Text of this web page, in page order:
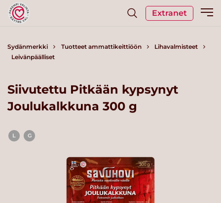
Extranet
Sydänmerkki Tuotteet ammattikeittiöön
Lihavalmisteet
Leivänpäälliset
Siivutettu Pitkään kypsynyt
Joulukalkkuna 300 g
L G